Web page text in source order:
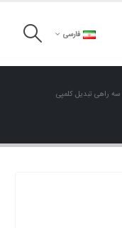
فارسی
سه راهی تبدیل کلمپی